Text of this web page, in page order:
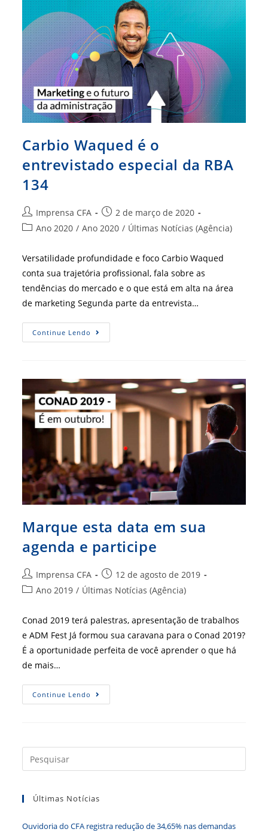
Carbio Waqued é o
entrevistado especial da RBA
134
Autor
do
Imprensa CFA
Post
publicado:
2 de março de 2020
Categoria
post:
Ano 2020 / Ano 2020 / Últimas Notícias (Agência)
Versatilidade profundidade e foco Carbio Waqued
conta sua trajetória profissional, fala sobre as
tendências do mercado e o que está em alta na área
de marketing Segunda parte da entrevista…
Continue Lendo Carbio
Waqued
Da
RBA
134
Marque esta data em sua
agenda e participe
Autor
do
Imprensa CFA
Post
publicado:
12 de agosto de 2019
Categoria
post:
Ano 2019 / Últimas Notícias (Agência)
Conad 2019 terá palestras, apresentação de trabalhos
e ADM Fest Já formou sua caravana para o Conad 2019?
É a oportunidade perfeita de você aprender o que há
de mais…
Continue Lendo Marque
Esta
E
a
Últimas Notícias
Ouvidoria do CFA registra redução de 34,65% nas demandas